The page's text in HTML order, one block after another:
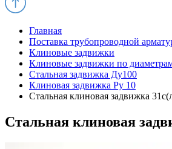
Главная
Поставка трубопроводной
Клиновые задвижки
Клиновые задвижки по
Стальная задвижка Ду100
Клиновая задвижка Ру 10
Стальная клиновая задвижка
Стальная клиновая